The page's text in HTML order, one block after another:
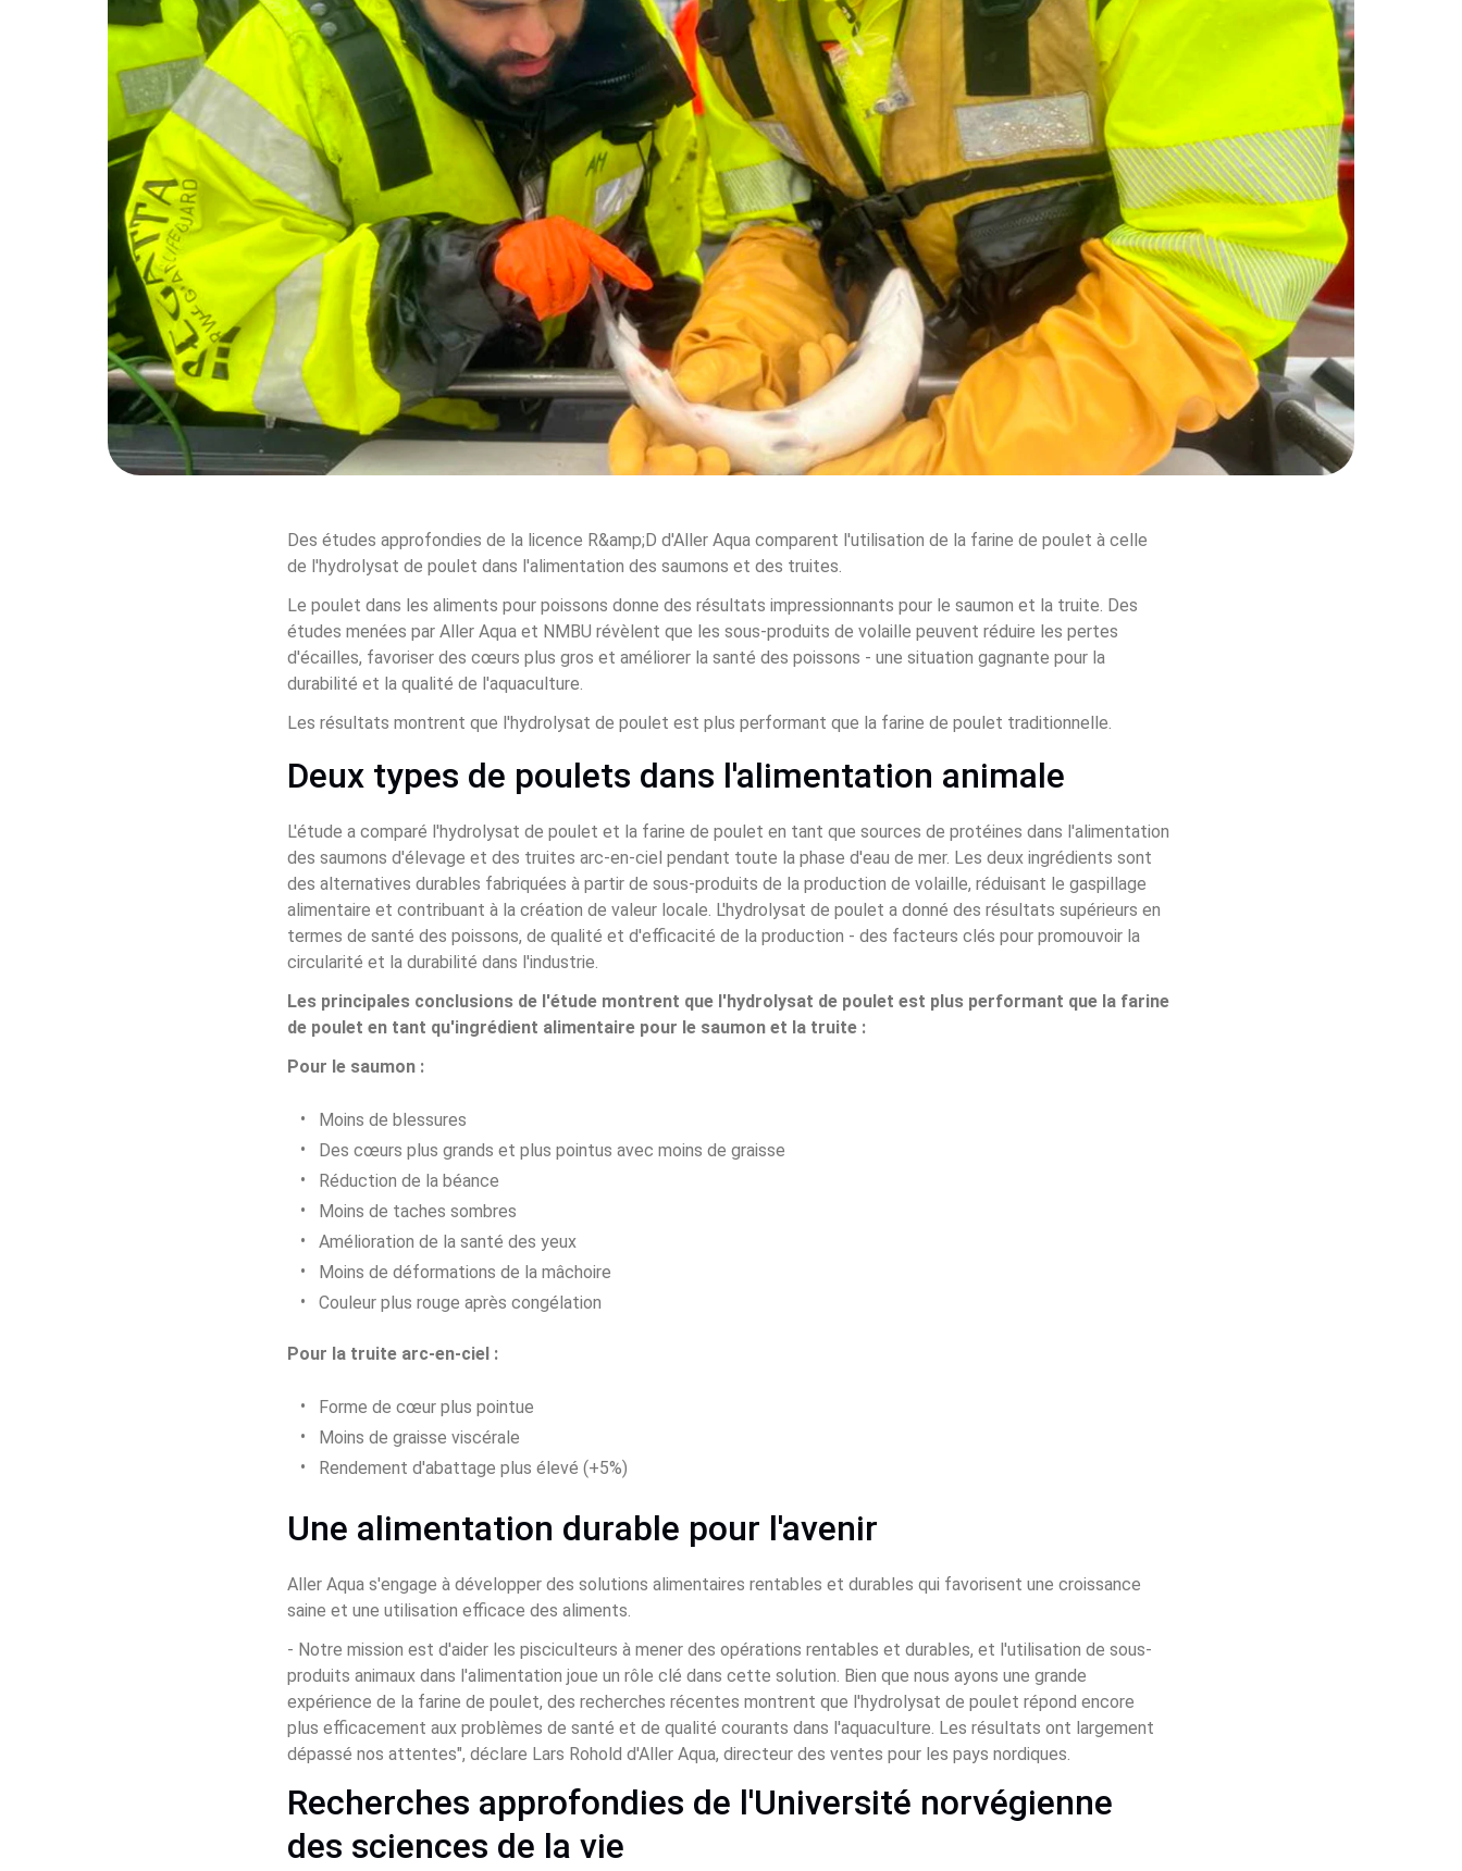
Des études approfondies de la licence R&amp;D d'Aller Aqua comparent l'utilisation de la farine de poulet à celle
de l'hydrolysat de poulet dans l'alimentation des saumons et des truites.
Le poulet dans les aliments pour poissons donne des résultats impressionnants pour le saumon et la truite. Des
études menées par Aller Aqua et NMBU révèlent que les sous-produits de volaille peuvent réduire les pertes
d'écailles, favoriser des cœurs plus gros et améliorer la santé des poissons - une situation gagnante pour la
durabilité et la qualité de l'aquaculture.
Les résultats montrent que l'hydrolysat de poulet est plus performant que la farine de poulet traditionnelle.
Deux types de poulets dans l'alimentation animale
L'étude a comparé l'hydrolysat de poulet et la farine de poulet en tant que sources de protéines dans l'alimentation
des saumons d'élevage et des truites arc-en-ciel pendant toute la phase d'eau de mer. Les deux ingrédients sont
des alternatives durables fabriquées à partir de sous-produits de la production de volaille, réduisant le gaspillage
alimentaire et contribuant à la création de valeur locale. L'hydrolysat de poulet a donné des résultats supérieurs en
termes de santé des poissons, de qualité et d'efficacité de la production - des facteurs clés pour promouvoir la
circularité et la durabilité dans l'industrie.
Les principales conclusions de l'étude montrent que l'hydrolysat de poulet est plus performant que la farine
de poulet en tant qu'ingrédient alimentaire pour le saumon et la truite :
Pour le saumon :
Moins de blessures
Des cœurs plus grands et plus pointus avec moins de graisse
Réduction de la béance
Moins de taches sombres
Amélioration de la santé des yeux
Moins de déformations de la mâchoire
Couleur plus rouge après congélation
Pour la truite arc-en-ciel :
Forme de cœur plus pointue
Moins de graisse viscérale
Rendement d'abattage plus élevé (+5%)
Une alimentation durable pour l'avenir
Aller Aqua s'engage à développer des solutions alimentaires rentables et durables qui favorisent une croissance
saine et une utilisation efficace des aliments.
- Notre mission est d'aider les pisciculteurs à mener des opérations rentables et durables, et l'utilisation de sous-
produits animaux dans l'alimentation joue un rôle clé dans cette solution. Bien que nous ayons une grande
expérience de la farine de poulet, des recherches récentes montrent que l'hydrolysat de poulet répond encore
plus efficacement aux problèmes de santé et de qualité courants dans l'aquaculture. Les résultats ont largement
dépassé nos attentes", déclare Lars Rohold d'Aller Aqua, directeur des ventes pour les pays nordiques.
Recherches approfondies de l'Université norvégienne
des sciences de la vie